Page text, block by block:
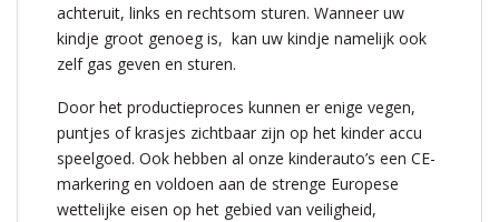
achteruit, links en rechtsom sturen. Wanneer uw
kindje groot genoeg is, kan uw kindje namelijk ook
zelf gas geven en sturen.
Door het productieproces kunnen er enige vegen,
puntjes of krasjes zichtbaar zijn op het kinder accu
speelgoed. Ook hebben al onze kinderauto’s een CE-
markering en voldoen aan de strenge Europese
wettelijke eisen op het gebied van veiligheid,